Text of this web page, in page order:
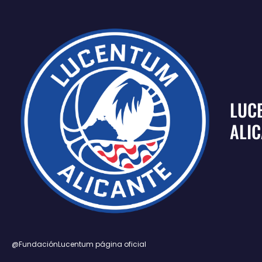
@FundaciónLucentum página oficial